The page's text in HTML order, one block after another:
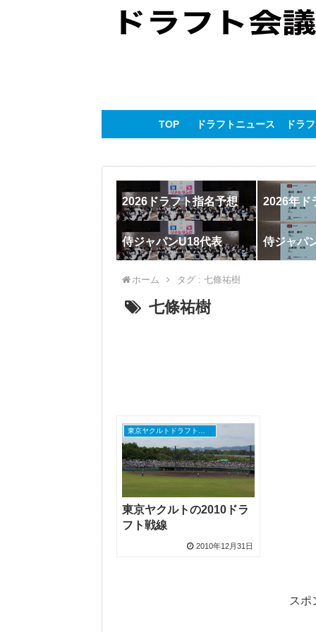
TOP ドラフトニュース ドラ
2026ドラフト指名予想 2026年ド
侍ジャパンU18代表 侍ジャパ
ホーム タグ : 七條祐樹
七條祐樹
東京ヤクルトの2010ドラ
フト戦線
2010年12月31日
スポ